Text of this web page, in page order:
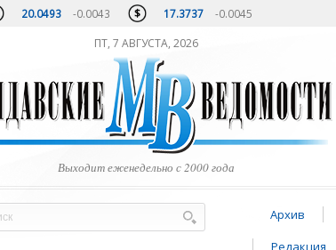
20.0493 -0.0043 17.3737 -0.0045
ПТ, 7 АВГУСТА, 2026
Выходит еженедельно с 2000 года
Архив
Редакция